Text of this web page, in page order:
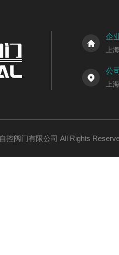
企
上
公
上
控阀门有限公司 All Rights